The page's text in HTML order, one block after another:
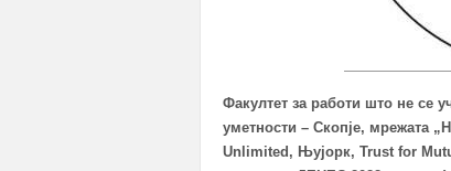
Факултет за работи што не се
уметности – Скопје, мрежата
Unlimited, Њујорк, Trust for